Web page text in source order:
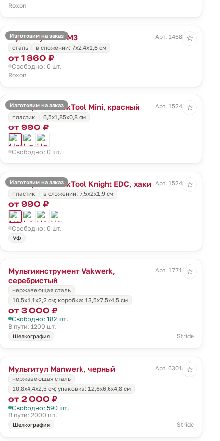
Roxon
Изготовим на заказ
Мультитул Mini M3
Арт. 14685.10
сталь
в сложении: 7х2,4х1,6 см
от 1 860 ₽
Свободно: 0 шт.
Roxon
☆
Изготовим на заказ
Нож-брелок NexTool Mini, красный
Арт. 15241.50
пластик
6,5х1,85х0,8 см
от 990 ₽
Свободно: 0 шт.
☆
Изготовим на заказ
Нож-брелок NexTool Knight EDC, хаки
Арт. 15240.99
пластик
в сложении: 7,5х2х1,9 см
от 990 ₽
Свободно: 0 шт.
УФ
☆
Мультиинструмент Vakwerk,
серебристый
Арт. 17718.10
нержавеющая сталь
10,5х4,1х2,2 см; коробка: 13,5x7,5x4,5 см
от 3 000 ₽
Свободно: 182 шт.
В пути: 1200 шт.
Шелкография Stride
☆
Мультитул Manwerk, черный
Арт. 63013.30
нержавеющая сталь
10,8x4,4x2,5 см; упаковка: 12,6х6,6х4,8 см
от 2 000 ₽
Свободно: 590 шт.
В пути: 2000 шт.
Шелкография Stride
☆